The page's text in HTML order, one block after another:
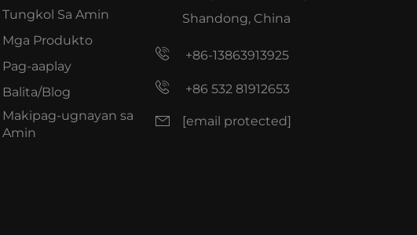
Tungkol Sa Amin
Mga Produkto
Pag-aaplay
Balita/Blog
Makipag-ugnayan sa
Amin
Shandong, China
+86-13863913925
+86 532 81912653
[email protected]